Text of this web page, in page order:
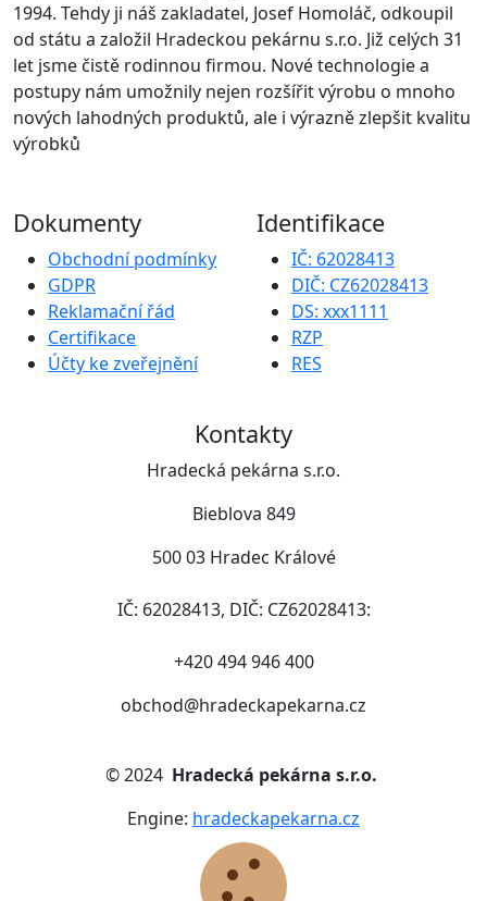
1994. Tehdy ji náš zakladatel, Josef Homoláč, odkoupil
od státu a založil Hradeckou pekárnu s.r.o. Již celých 31
let jsme čistě rodinnou firmou. Nové technologie a
postupy nám umožnily nejen rozšířit výrobu o mnoho
nových lahodných produktů, ale i výrazně zlepšit kvalitu
výrobků
Dokumenty
Obchodní podmínky
GDPR
Reklamační řád
Certifikace
Účty ke zveřejnění
Identifikace
IČ: 62028413
DIČ: CZ62028413
DS: xxx1111
RZP
RES
Kontakty
Hradecká pekárna s.r.o.
Bieblova 849
500 03 Hradec Králové
IČ: 62028413, DIČ: CZ62028413:
+420 494 946 400
obchod@hradeckapekarna.cz
©2024 Hradecká pekárna s.r.o.
Engine: hradeckapekarna.cz